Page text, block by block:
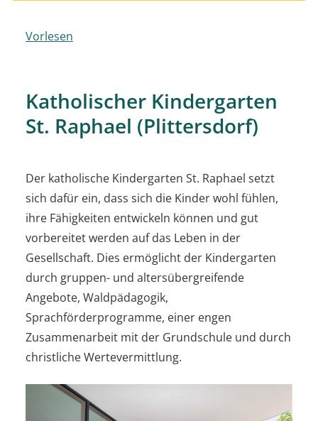
Vorlesen
Katholischer Kindergarten
St. Raphael (Plittersdorf)
Der katholische Kindergarten St. Raphael setzt
sich dafür ein, dass sich die Kinder wohl fühlen,
ihre Fähigkeiten entwickeln können und gut
vorbereitet werden auf das Leben in der
Gesellschaft. Dies ermöglicht der Kindergarten
durch gruppen- und altersübergreifende
Angebote, Waldpädagogik,
Sprachförderprogramme, einer engen
Zusammenarbeit mit der Grundschule und durch
christliche Wertevermittlung.